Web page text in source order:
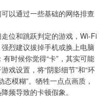
以通过一些基础的网络排查
位和跳跃判定的游戏，Wi-Fi
烈建议拔掉手机或换上电脑
时候你觉得“卡”，其实可能
戏设置，将“阴影细节”和“环
态模糊”。牺牲一点点画质，
频导致的卡顿假象。